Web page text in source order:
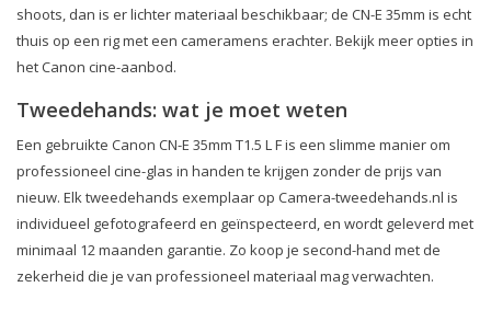
shoots, dan is er lichter materiaal beschikbaar; de CN-E 35mm is echt
thuis op een rig met een cameramens erachter. Bekijk meer opties in
het Canon cine-aanbod.
Tweedehands: wat je moet weten
Een gebruikte Canon CN-E 35mm T1.5 L F is een slimme manier om
professioneel cine-glas in handen te krijgen zonder de prijs van
nieuw. Elk tweedehands exemplaar op Camera-tweedehands.nl is
individueel gefotografeerd en geïnspecteerd, en wordt geleverd met
minimaal 12 maanden garantie. Zo koop je second-hand met de
zekerheid die je van professioneel materiaal mag verwachten.